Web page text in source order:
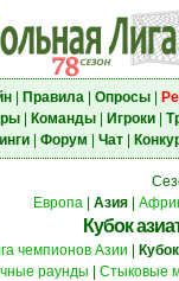
| Правила| Опросы|
| Команды| Игроки|
| Форум Чат|
Европа
Азия
Кубок
чемпионов Азии
раунды
Стыковые